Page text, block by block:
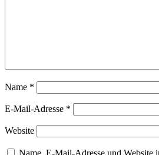
Name *
E-Mail-Adresse *
Website
Name, E-Mail-Adresse und Website